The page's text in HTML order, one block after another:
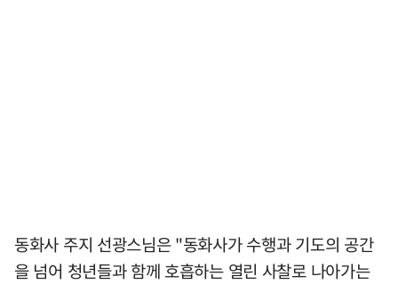
동화사 주지 선광스님은 "동화사가 수행과 기도의 공간
을 넘어 청년들과 함께 호흡하는 열린 사찰로 나아가는